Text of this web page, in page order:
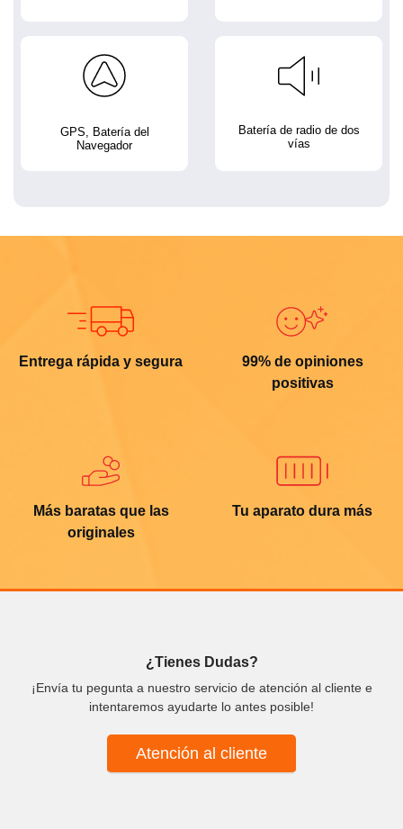
GPS, Batería del
Navegador
Batería de radio de dos
vías
Entrega rápida y segura
99% de opiniones
positivas
Más baratas que las
originales
Tu aparato dura más
¿Tienes Dudas?
¡Envía tu pegunta a nuestro servicio de atención al cliente e
intentaremos ayudarte lo antes posible!
Atención al cliente